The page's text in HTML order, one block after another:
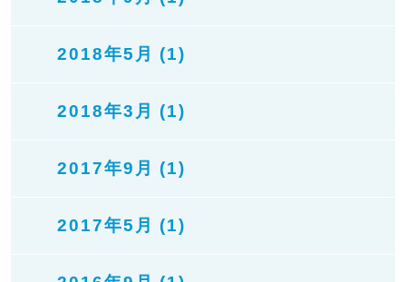
2018年5月 (1)
2018年3月 (1)
2017年9月 (1)
2017年5月 (1)